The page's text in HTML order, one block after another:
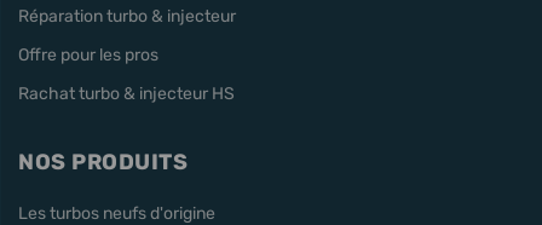
Réparation turbo & injecteur
Offre pour les pros
Rachat turbo & injecteur HS
NOS PRODUITS
Les turbos neufs d'origine